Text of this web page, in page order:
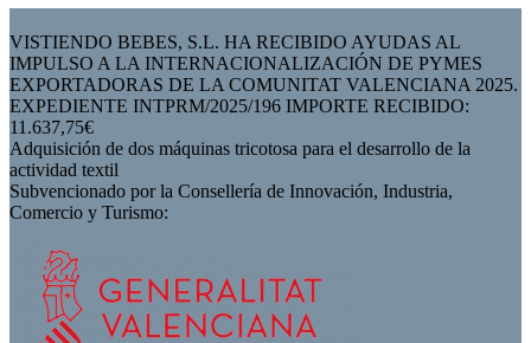
VISTIENDO BEBES, S.L. HA RECIBIDO AYUDAS AL
IMPULSO A LA INTERNACIONALIZACIÓN DE PYMES
EXPORTADORAS DE LA COMUNITAT VALENCIANA 2025.
EXPEDIENTE INTPRM/2025/196 IMPORTE RECIBIDO:
11.637,75€
Adquisición de dos máquinas tricotosa para el desarrollo de la
actividad textil
Subvencionado por la Consellería de Innovación, Industria,
Comercio y Turismo: